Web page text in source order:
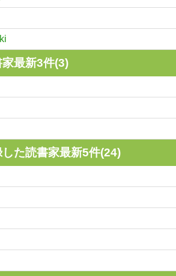
最新3件(3)
た読書家最新5件(24)